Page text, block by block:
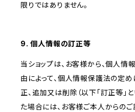
限りではありません。
9. 個人情報の訂正等
当ショップは、お客様から、個人情
由によって、個人情報保護法の定
正、追加又は削除（以下「訂正等」
た場合には、お客様ご本人からの